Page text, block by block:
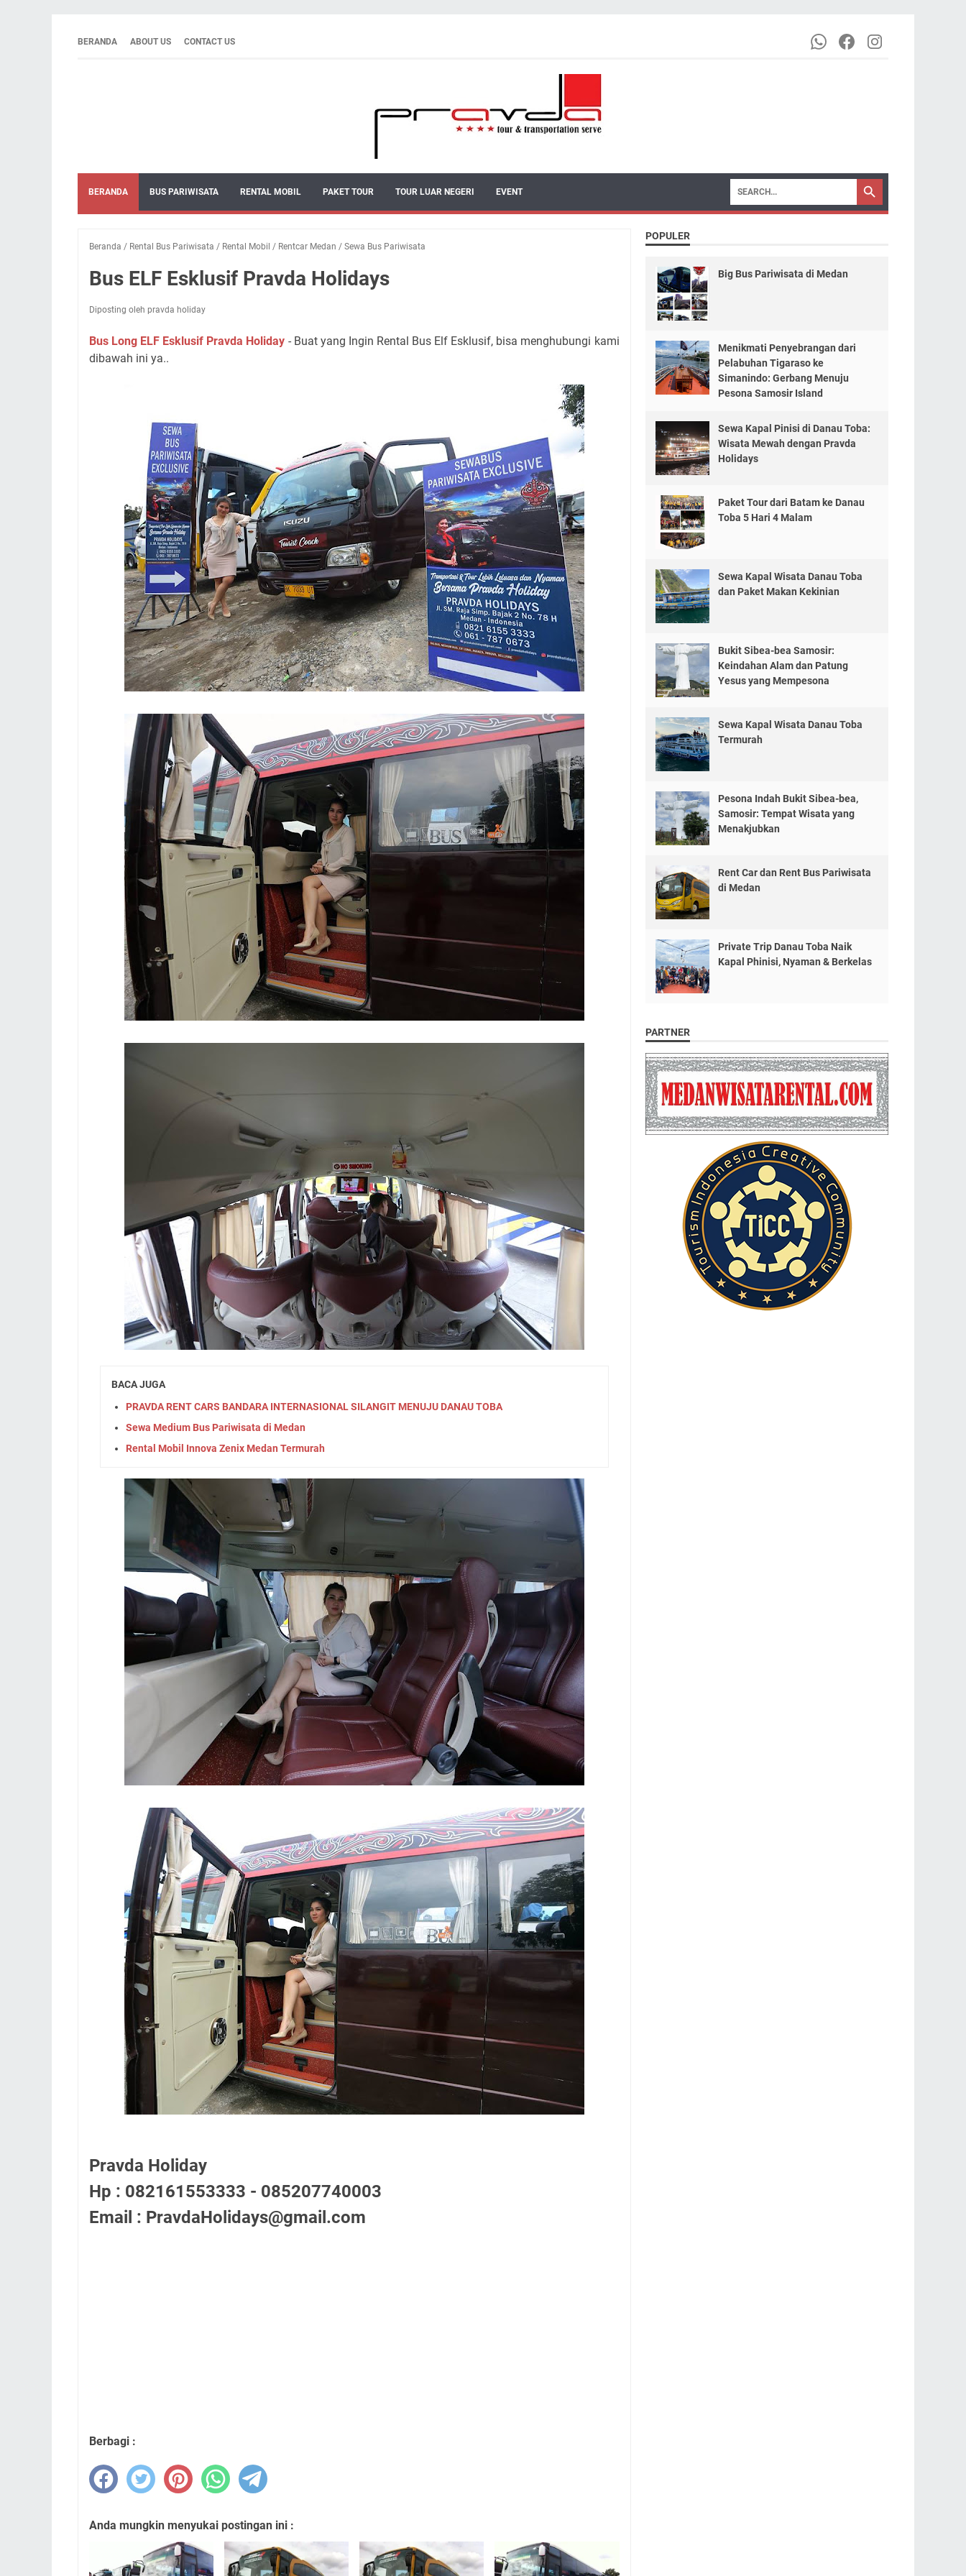
BERANDA ABOUT US CONTACT US
BERANDA BUS PARIWISATA RENTAL MOBIL PAKET TOUR TOUR LUAR NEGERI EVENT
Beranda / Rental Bus Pariwisata / Rental Mobil / Rentcar Medan / Sewa Bus Pariwisata
Bus ELF Esklusif Pravda Holidays
Diposting oleh pravda holiday
Bus Long ELF Esklusif Pravda Holiday - Buat yang Ingin Rental Bus Elf Esklusif, bisa menghubungi kami
dibawah ini ya..
BACA JUGA
PRAVDA RENT CARS BANDARA INTERNASIONAL SILANGIT MENUJU DANAU TOBA
Sewa Medium Bus Pariwisata di Medan
Rental Mobil Innova Zenix Medan Termurah
Pravda Holiday
Hp : 082161553333 - 085207740003
Email : PravdaHolidays@gmail.com
Berbagi :
Anda mungkin menyukai postingan ini :
POPULER
Big Bus Pariwisata di Medan
Menikmati Penyebrangan dari
Pelabuhan Tigaraso ke
Simanindo: Gerbang Menuju
Pesona Samosir Island
Sewa Kapal Pinisi di Danau Toba:
Wisata Mewah dengan Pravda
Holidays
Paket Tour dari Batam ke Danau
Toba 5 Hari 4 Malam
Sewa Kapal Wisata Danau Toba
dan Paket Makan Kekinian
Bukit Sibea-bea Samosir:
Keindahan Alam dan Patung
Yesus yang Mempesona
Sewa Kapal Wisata Danau Toba
Termurah
Pesona Indah Bukit Sibea-bea,
Samosir: Tempat Wisata yang
Menakjubkan
Rent Car dan Rent Bus Pariwisata
di Medan
Private Trip Danau Toba Naik
Kapal Phinisi, Nyaman & Berkelas
PARTNER